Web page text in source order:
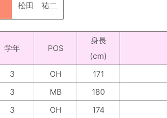
松田 祐二
学年 POS
身長
(cm)
3 OH 171
3 MB 180
3 OH 174